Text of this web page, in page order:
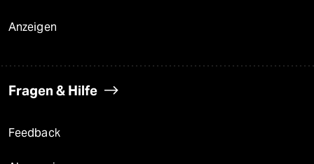
Anzeigen
Fragen & Hilfe
Feedback